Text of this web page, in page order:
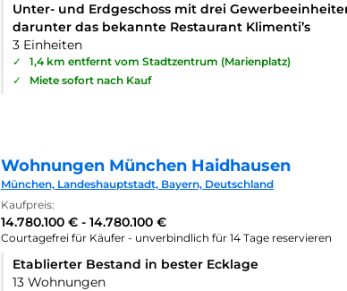
Unter- und Erdgeschoss mit drei
darunter das bekannte Restaurant Klimenti’s
3 Einheiten
✓
1,4 km entfernt vom Stadtzentrum (Marienplatz)
✓
Miete sofort nach Kauf
Wohnungen München Haidhausen
München, Landeshauptstadt, Bayern, Deutschland
Kaufpreis:
14.780.100 € - 14.780.100 €
Courtagefrei für Käufer - unverbindlich für 14 Tage reservieren
Etablierter Bestand in bester Ecklage
13 Wohnungen